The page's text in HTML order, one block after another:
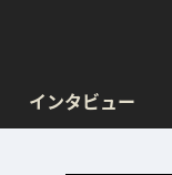
インタビュー